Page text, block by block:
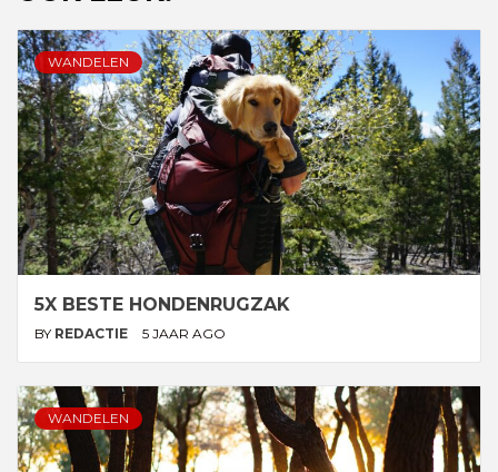
WANDELEN
5X BESTE HONDENRUGZAK
BY REDACTIE 5 JAAR AGO
WANDELEN